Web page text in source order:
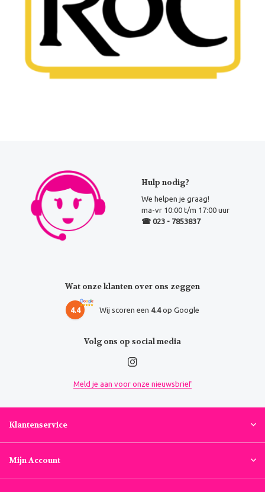
Hulp nodig?
We helpen je graag!
ma-vr 10:00 t/m 17:00 uur
☎ 023 - 7853837
Wat onze klanten over ons zeggen
4.4 Wij scoren een 4.4op Google
Volg ons op social media
Meld je aan voor onze nieuwsbrief
Klantenservice
Mijn Account